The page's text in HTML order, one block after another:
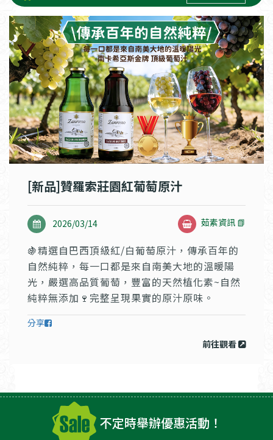
[新品]贊羅索莊園紅葡萄原汁
2026/03/14 茹素資訊 📗
🍇精選自巴西頂級紅/白葡萄原汁，傳承百年的
自然純粹，每一口都是來自南美大地的溫暖陽
光，嚴選高品質葡萄，豐富的天然植化素~自然
純粹無添加🍷完整呈現果實的原汁原味。
分享
前往觀看
不定時舉辦優惠活動！